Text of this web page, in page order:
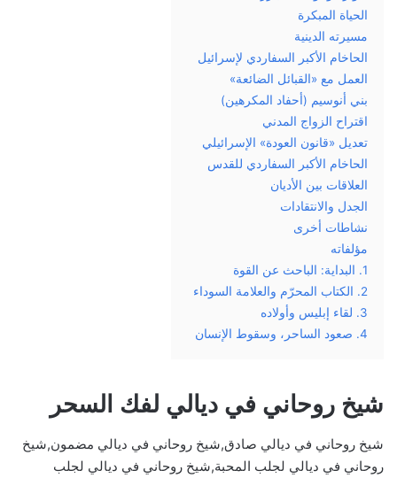
الحياة المبكرة
مسيرته الدينية
الحاخام الأكبر السفاردي لإسرائيل
العمل مع «القبائل الضائعة»
بني أنوسيم (أحفاد المكرهين)
اقتراح الزواج المدني
تعديل «قانون العودة» الإسرائيلي
الحاخام الأكبر السفاردي للقدس
العلاقات بين الأديان
الجدل والانتقادات
نشاطات أخرى
مؤلفاته
1. البداية: الباحث عن القوة
2. الكتاب المحرّم والعلامة السوداء
3. لقاء إبليس وأولاده
4. صعود الساحر، وسقوط الإنسان
شيخ روحاني في ديالي لفك السحر
شيخ روحاني في ديالي صادق,شيخ روحاني في ديالي مضمون,شيخ
روحاني في ديالي لجلب المحبة,شيخ روحاني في ديالي لجلب